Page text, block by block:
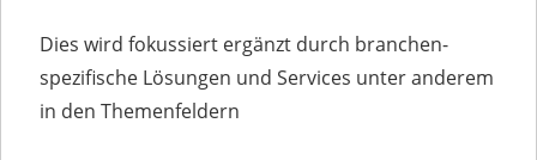
Dies wird fokussiert ergänzt durch branchen-
spezifische Lösungen und Services unter anderem
in den Themenfeldern